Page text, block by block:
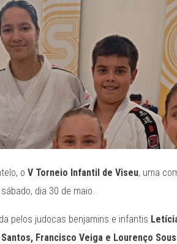
o V Torneio Infantil de Viseu, uma
dia 30 de maio.
pelos judocas benjamins e infantis
Francisco Veiga e Lourenço